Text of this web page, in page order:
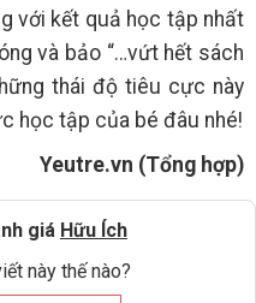
với kết quả học tập nhất
và bảo “…vứt hết sách
thái độ tiêu cực này
học tập của bé đâu nhé!
Yeutre.vn (Tổng hợp)
giá Hữu Ích
này thế nào?